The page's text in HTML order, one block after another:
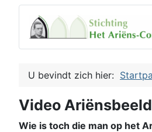
U bevindt zich hier:
Video
Wie is toch die man op het